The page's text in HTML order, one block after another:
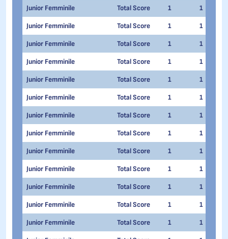
Junior Femminile Total Score 1 1
Junior Femminile Total Score 1 1
Junior Femminile Total Score 1 1
Junior Femminile Total Score 1 1
Junior Femminile Total Score 1 1
Junior Femminile Total Score 1 1
Junior Femminile Total Score 1 1
Junior Femminile Total Score 1 1
Junior Femminile Total Score 1 1
Junior Femminile Total Score 1 1
Junior Femminile Total Score 1 1
Junior Femminile Total Score 1 1
Junior Femminile Total Score 1 1